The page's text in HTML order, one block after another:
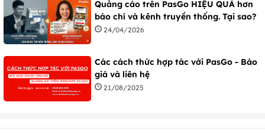
Quảng cáo trên PasGo HIỆU QUẢ hơn
báo chí và kênh truyền thống. Tại sao?
24/04/2026
Các cách thức hợp tác với PasGo - Báo
giá và liên hệ
21/08/2025